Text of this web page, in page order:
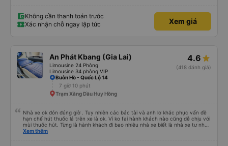
Không cần thanh toán trước
Xác nhận chỗ ngay lập tức
Xem giá
An Phát Kbang (Gia Lai)
Limousine 24 Phòng
Limousine 34 phòng VIP
4.6
(418 đánh giá)
Buôn Hồ - Quốc Lộ 14
7 giờ 10 phút
Trạm Xăng Dầu Huy Hồng
Nhà xe ok đón đúng giờ . Tuy nhiên các bác tài và anh lơ khắc phục vấn đề
hạn chế hút thuốc lá trên xe là ok. Vì ko fai hành khách nào cũng dễ chịu với
mùi thuốc hút. Từng là hành khách đi bao nhiêu nhà xe biết là nhà xe tư nhân
, nhưng hãy theo cách vận hành của Phương Trang Busline, từ tổng đài cho
Xem thêm